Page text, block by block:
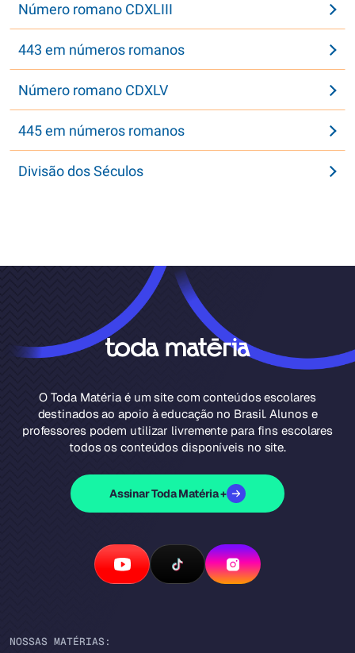
Número romano CDXLIII
443 em números romanos
Número romano CDXLV
445 em números romanos
Divisão dos Séculos
O Toda Matéria é um site com conteúdos escolares
destinados ao apoio à educação no Brasil. Alunos e
professores podem utilizar livremente para fins escolares
todos os conteúdos disponíveis no site.
Assinar Toda Matéria +
NOSSAS MATÉRIAS: